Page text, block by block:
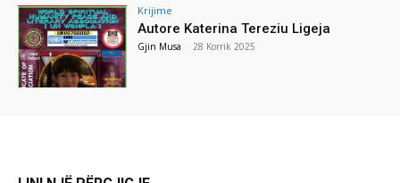
Krijime
Autore Katerina Tereziu Ligeja
Gjin Musa - 28 Korrik 2025